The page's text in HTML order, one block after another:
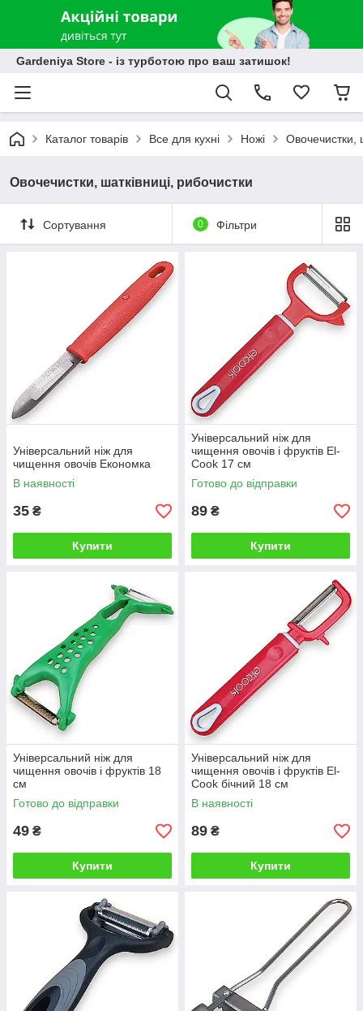
Gardeniya Store - із турботою про ваш затишок!
Каталог товарів Все для кухні Ножі Овочечистки,
Овочечистки, шатківниці, рибочистки
Сортування 0 Фільтри
Універсальний ніж для
чищення овочів Економка
В наявності
35 ₴
Купити
Універсальний ніж для
чищення овочів і фруктів El-
Cook 17 см
Готово до відправки
89 ₴
Купити
Універсальний ніж для
чищення овочів і фруктів 18
см
Готово до відправки
49 ₴
Купити
Універсальний ніж для
чищення овочів і фруктів El-
Cook бічний 18 см
В наявності
89 ₴
Купити